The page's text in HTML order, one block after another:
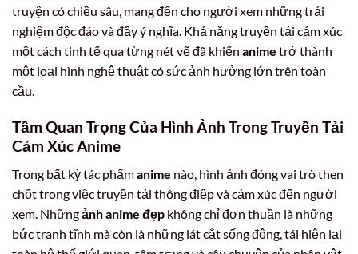
truyện có chiều sâu, mang đến cho người xem những trải
nghiệm độc đáo và đầy ý nghĩa. Khả năng truyền tải cảm xúc
một cách tinh tế qua từng nét vẽ đã khiến anime trở thành
một loại hình nghệ thuật có sức ảnh hưởng lớn trên toàn
cầu.
Tầm Quan Trọng Của Hình Ảnh Trong Truyền Tải
Cảm Xúc Anime
Trong bất kỳ tác phẩmanime nào, hình ảnh đóng vai trò then
chốt trong việc truyền tải thông điệp và cảm xúc đến người
xem. Nhữngảnh anime đẹp không chỉ đơn thuần là những
bức tranh tĩnh mà còn là những lát cắt sống động, tái hiện lại